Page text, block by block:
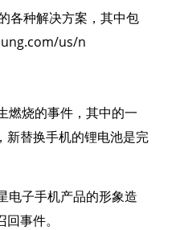
各种解决方案，其中包
us/n
燃烧的事件，其中的一
新替换手机的锂电池是完
电子手机产品的形象造
事件。